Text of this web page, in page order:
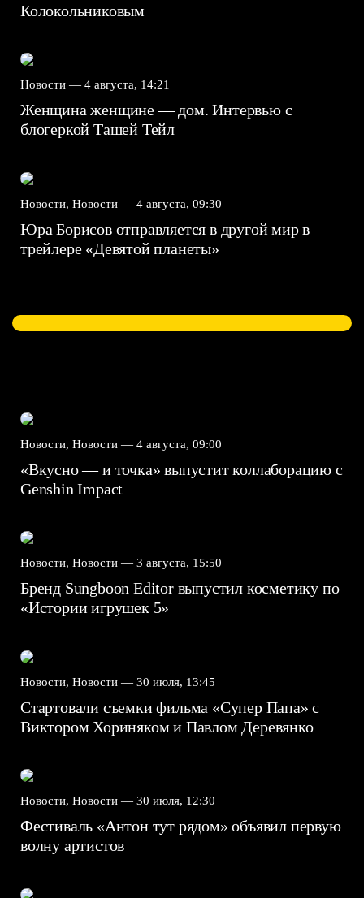
Колокольниковым
Новости — 4 августа, 14:21
Женщина женщине — дом. Интервью с
блогеркой Ташей Тейл
Новости, Новости — 4 августа, 09:30
Юра Борисов отправляется в другой мир в
трейлере «Девятой планеты»
Новости, Новости — 4 августа, 09:00
«Вкусно — и точка» выпустит коллаборацию с
Genshin Impact⁠⁠
Новости, Новости — 3 августа, 15:50
Бренд Sungboon Editor выпустил косметику по
«Истории игрушек 5»
Новости, Новости — 30 июля, 13:45
Стартовали съемки фильма «Супер Папа» с
Виктором Хориняком и Павлом Деревянко
Новости, Новости — 30 июля, 12:30
Фестиваль «Антон тут рядом» объявил первую
волну артистов